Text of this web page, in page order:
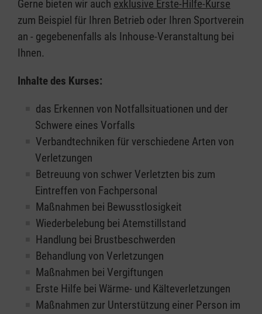
Gerne bieten wir auch exklusive Erste-Hilfe-Kurse
zum Beispiel für Ihren Betrieb oder Ihren Sportverein
an - gegebenenfalls als Inhouse-Veranstaltung bei
Ihnen.
Inhalte des Kurses:
das Erkennen von Notfallsituationen und der
Schwere eines Vorfalls
Verbandtechniken für verschiedene Arten von
Verletzungen
Betreuung von schwer Verletzten bis zum
Eintreffen von Fachpersonal
Maßnahmen bei Bewusstlosigkeit
Wiederbelebung bei Atemstillstand
Handlung bei Brustbeschwerden
Behandlung von Verletzungen
Maßnahmen bei Vergiftungen
Erste Hilfe bei Wärme- und Kälteverletzungen
Maßnahmen zur Unterstützung einer Person im